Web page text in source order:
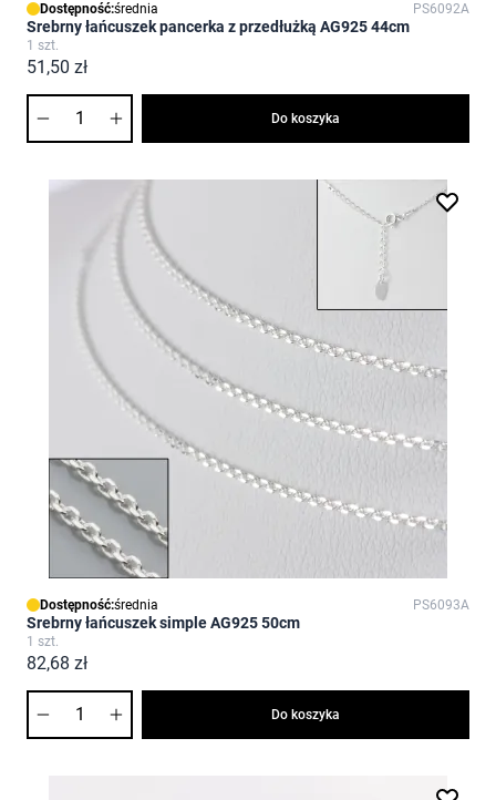
Dostępność:średnia PS6092A
Srebrny łańcuszek pancerka z przedłużką AG925 44cm
1 szt.
51,50 zł
Do koszyka
Dostępność:średnia PS6093A
Srebrny łańcuszek simple AG925 50cm
1 szt.
82,68 zł
Do koszyka